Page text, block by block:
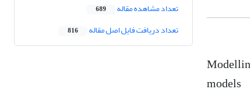
models
تعداد مشاهده مقاله 689
تعداد دریافت فایل اصل مقاله 816